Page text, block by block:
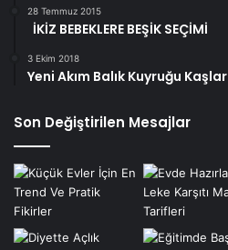
28 Temmuz 2015
İKİZ BEBEKLERE BEŞİK SEÇİMİ
3 Ekim 2018
Yeni Akım Balık Kuyruğu Kaşlar
Son Değiştirilen Mesajlar